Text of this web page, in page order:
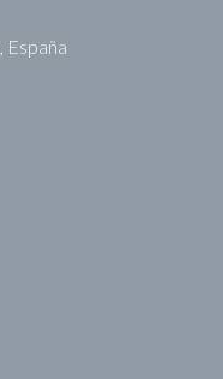
España